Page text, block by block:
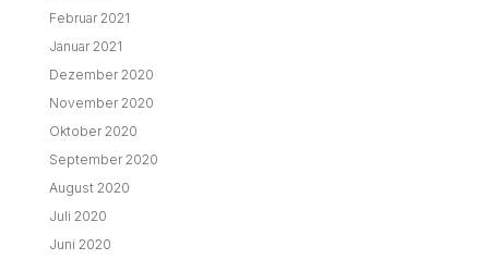
Februar 2021
Januar 2021
Dezember 2020
November 2020
Oktober 2020
September 2020
August 2020
Juli 2020
Juni 2020